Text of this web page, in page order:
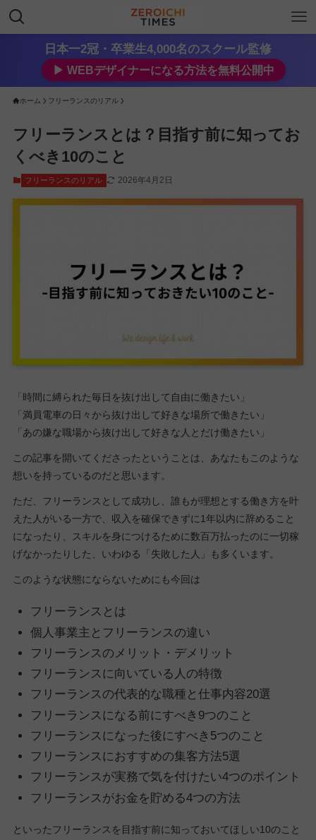
日本一2冠・卒業生4,000名のスクール監修
▶︎ WEBデザイナーになる方法を無料公開中
ホーム フリーランスのリアル
フリーランスとは？目指す前に知ってお
くべき10のこと
フリーランスのリアル 2026年4月2日
「時間に縛られた毎日を抜け出して自由に働きたい」
「満員電車の日々から抜け出して好きな場所で働きたい」
「あの嫌な職場から抜け出して好きな人とだけ働きたい」
この記事を開いてくださったということは、あなたもこのような
想いを持っているのだと思います。
ただ、フリーランスとして成功し、誰もが理想とする働き方を叶
えた人がいる一方で、収入を確保できずに1年以内に辞めること
になったり、スキルを身につけるために数百万払ったのに一切稼
げなかったりした、いわゆる「失敗した人」も多くいます。
このような状態にならないためにも今回は
フリーランスとは
個人事業主とフリーランスの違い
フリーランスのメリット・デメリット
フリーランスに向いている人の特徴
フリーランスの代表的な職種と仕事内容20選
フリーランスになる前にすべき9つのこと
フリーランスになった後にすべき5つのこと
フリーランスにおすすめの集客方法5選
フリーランスが実務で気を付けたい4つのポイント
フリーランスがお金を貯める4つの方法
といったフリーランスを目指す前に知っておいてほしい10のこと